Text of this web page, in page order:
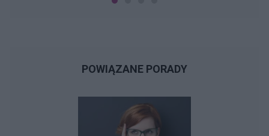
POWIĄZANE PORADY